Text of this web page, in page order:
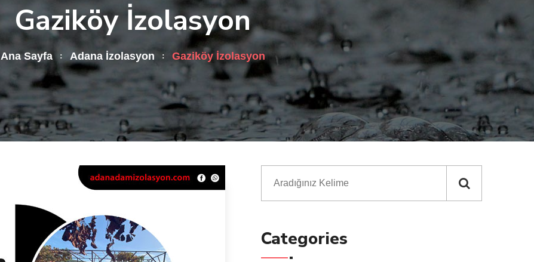
Gaziköy İzolasyon
Ana Sayfa Adana İzolasyon Gaziköy İzolasyon
Categories